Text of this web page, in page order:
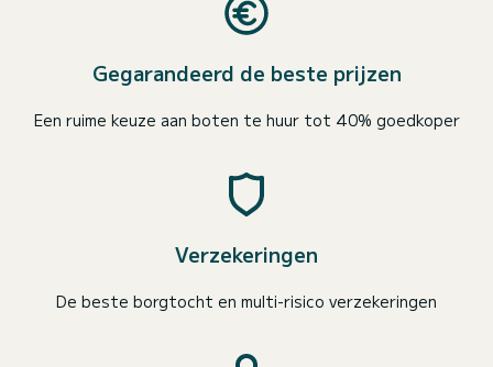
Gegarandeerd de beste prijzen
Een ruime keuze aan boten te huur tot 40% goedkoper
Verzekeringen
De beste borgtocht en multi-risico verzekeringen